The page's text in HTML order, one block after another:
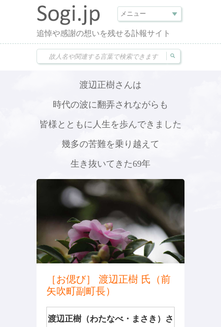
追悼や感謝の想いを残せる訃報サイト
渡辺正樹さんは
時代の波に翻弄されながらも
皆様とともに人生を歩んできました
幾多の苦難を乗り越えて
生き抜いてきた69年
［お偲び］ 渡辺正樹 氏（前
矢吹町副町長）
渡辺正樹（わたなべ・まさき）さ